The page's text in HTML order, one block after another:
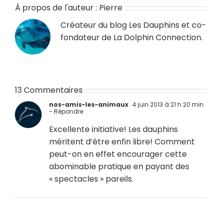
À propos de l'auteur : Pierre
Créateur du blog Les Dauphins et co-
fondateur de La Dolphin Connection.
13 Commentaires
nos-amis-les-animaux 4 juin 2013 à 21 h 20 min
- Répondre
Excellente initiative! Les dauphins
méritent d’être enfin libre! Comment
peut-on en effet encourager cette
abominable pratique en payant des
« spectacles » pareils.